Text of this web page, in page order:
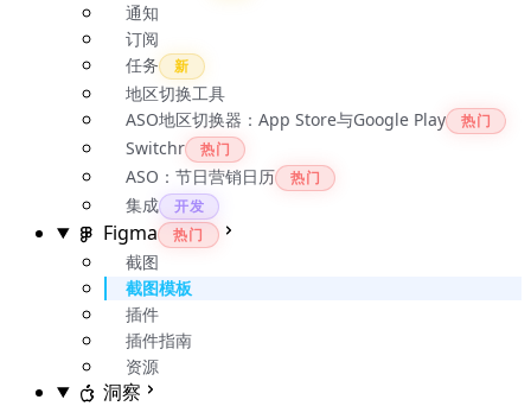
通知
订阅
任务
新
地区切换工具
ASO地区切换器：App Store与Google Play
热门
Switchr 热门
ASO：节日营销日历 热门
集成 开发
Figma 热门
截图
截图模板
插件
插件指南
资源
洞察